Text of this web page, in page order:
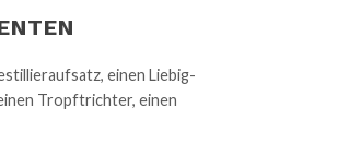
einen Liebig-
Tropftrichter, einen